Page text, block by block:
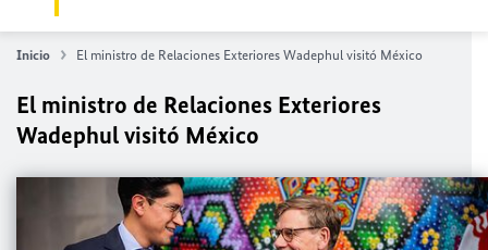
Inicio El ministro de Relaciones Exteriores Wadephul visitó México
El ministro de Relaciones Exteriores
Wadephul visitó México